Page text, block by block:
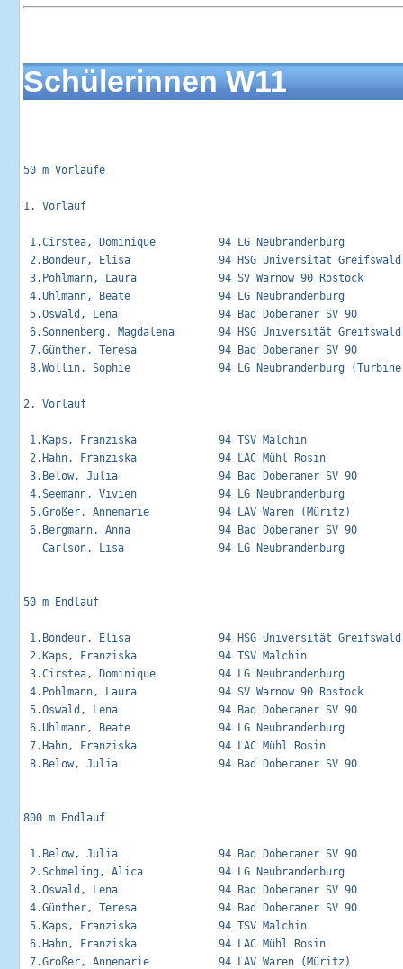
Schülerinnen W11
50 m Vorläufe
1. Vorlauf
1.Cirstea, Dominique          94 LG
2.Bondeur, Elisa              94 HSG Universität
3.Pohlmann, Laura             94 SV Warnow 90
4.Uhlmann, Beate              94 LG
5.Oswald, Lena                94 Bad Doberaner SV
6.Sonnenberg, Magdalena       94 HSG Universität
7.Günther, Teresa             94 Bad Doberaner SV 90
8.Wollin, Sophie              94 LG Neubrandenburg
2. Vorlauf
1.Kaps, Franziska             94 TSV Malchin
2.Hahn, Franziska             94 LAC Mühl Rosin
3.Below, Julia                94 Bad Doberaner SV
4.Seemann, Vivien             94 LG Neubrandenburg
5.Großer, Annemarie           94 LAV Waren (Müritz)
6.Bergmann, Anna              94 Bad Doberaner SV 90
Carlson, Lisa               94 LG Neubrandenburg
50 m Endlauf
1.Bondeur, Elisa              94 HSG Universität
2.Kaps, Franziska             94 TSV Malchin
3.Cirstea, Dominique          94 LG Neubrandenburg
4.Pohlmann, Laura             94 SV Warnow 90 Rostock
5.Oswald, Lena                94 Bad Doberaner SV 90
6.Uhlmann, Beate              94 LG Neubrandenburg
7.Hahn, Franziska             94 LAC Mühl Rosin
8.Below, Julia                94 Bad Doberaner SV 90
800 m Endlauf
1.Below, Julia                94 Bad Doberaner SV 90
2.Schmeling, Alica            94 LG Neubrandenburg
3.Oswald, Lena                94 Bad Doberaner SV 90
4.Günther, Teresa             94 Bad Doberaner SV 90
5.Kaps, Franziska             94 TSV Malchin
6.Hahn, Franziska             94 LAC Mühl Rosin
7.Großer, Annemarie           94 LAV Waren (Müritz)